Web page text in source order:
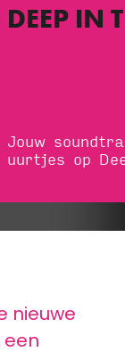
DEEP IN
Jouw
uurtjes op
nieuwe
een